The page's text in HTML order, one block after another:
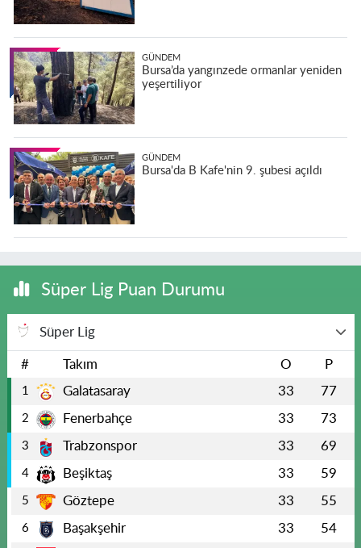
GÜNDEM
Bursa’da yangınzede ormanlar yeniden
yeşertiliyor
GÜNDEM
Bursa'da B Kafe'nin 9. şubesi açıldı
Süper Lig Puan Durumu
Süper Lig
# Takım O P
1 Galatasaray 33 77
2 Fenerbahçe 33 73
3 Trabzonspor 33 69
4 Beşiktaş 33 59
5 Göztepe 33 55
6 Başakşehir 33 54